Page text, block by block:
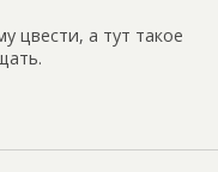
цвести, а тут такое